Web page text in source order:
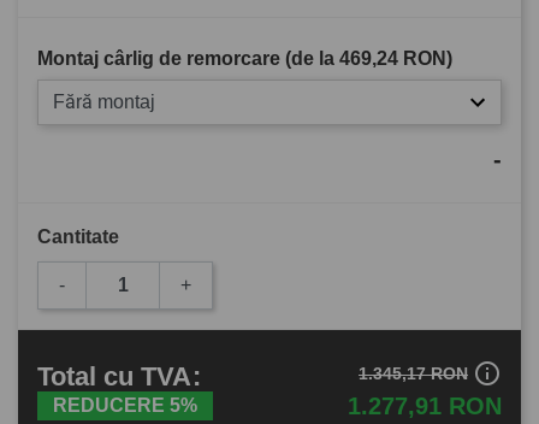
Montaj cârlig de remorcare (de la 469,24 RON)
Fără montaj
-
Cantitate
- +
Total cu TVA:
REDUCERE 5% 1.277,91 RON
1.345,17 RON info_outline